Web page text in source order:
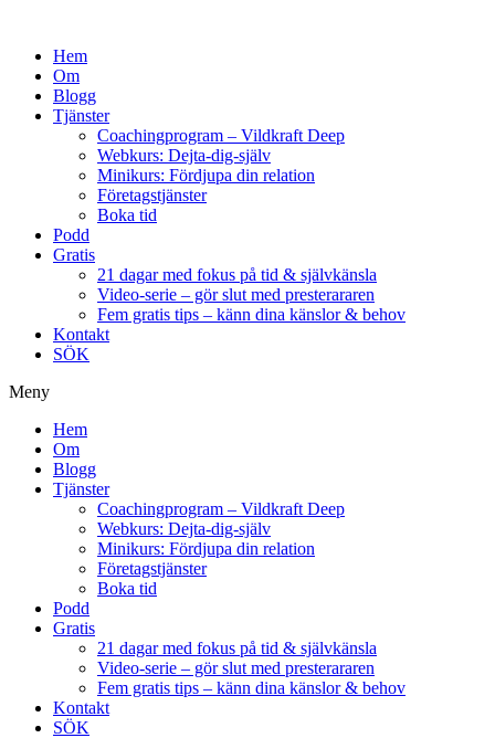
Hem
Om
Blogg
Tjänster
Coachingprogram – Vildkraft Deep
Webkurs: Dejta-dig-själv
Minikurs: Fördjupa din relation
Företagstjänster
Boka tid
Podd
Gratis
21 dagar med fokus på tid & självkänsla
Video-serie – gör slut med presterararen
Fem gratis tips – känn dina känslor & behov
Kontakt
SÖK
Meny
Hem
Om
Blogg
Tjänster
Coachingprogram – Vildkraft Deep
Webkurs: Dejta-dig-själv
Minikurs: Fördjupa din relation
Företagstjänster
Boka tid
Podd
Gratis
21 dagar med fokus på tid & självkänsla
Video-serie – gör slut med presterararen
Fem gratis tips – känn dina känslor & behov
Kontakt
SÖK